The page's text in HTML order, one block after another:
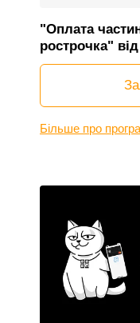
"Оплата
рострочка"
Більше про